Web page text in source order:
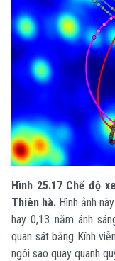
Hình 25.17 Chế độ
Thiên hà. Hình ảnh
hay 0,13 năm ánh
quan sát bằng Kính
ngôi sao quay quanh